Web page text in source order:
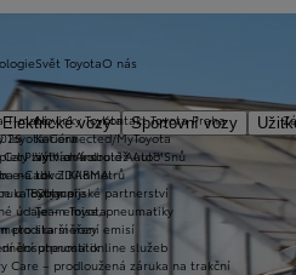
Elektrické vozy Sportovní vozy
zimních kol
na rok ZDARMA
Extracare
pro starší vozy
pneumatik
Care – prodloužená záruka na trakční
T-mate
Toyota Connected/MyToyota
CarPlay™ a Android Auto™
e-Call
u Toyoty
údaje – emise, pneumatiky
metodika měření emisí
dosutpnosti online služeb
Svět Toyota
Novinky Toyota
Kariéra
Výtvarná soutěž Auto Snů
Lovci Kilometrů
Olympijské partnerství
Team Toyota
O nás
Kontakt Toyota Praha